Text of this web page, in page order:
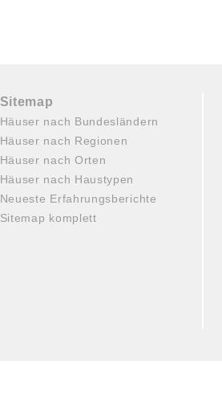
Sitemap
Häuser nach Bundesländern
Häuser nach Regionen
Häuser nach Orten
Häuser nach Haustypen
Neueste Erfahrungsberichte
Sitemap komplett